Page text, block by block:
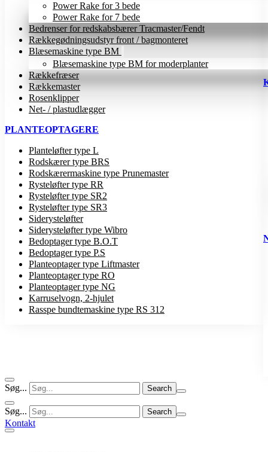
Power Rake for 3 bede
Power Rake for 7 bede
Bedrenser for redskabsbærer Tracmaster/Fendt
Rækkegødningsudstyr front / bagmonteret
Blæsemaskine type BM
Blæsemaskine type BM for moderplanter
Rækkefræser
Rækkemaster
Rosenklipper
Net- / plastudlægger
PLANTEOPTAGERE
Planteløfter type L
Rodskærer type BRS
Rodskærermaskine type Prunemaster
Rysteløfter type RR
Rysteløfter type SR2
Rysteløfter type SR3
Siderysteløfter
Siderysteløfter type Wibro
Bedoptager type B.O.T
Bedoptager type P.S
Planteoptager type Liftmaster
Planteoptager type RO
Planteoptager type NG
Karruselvogn, 2-hjulet
Rasspe bundtemaskine type RS 312
Søg...
Søg...
Kontakt